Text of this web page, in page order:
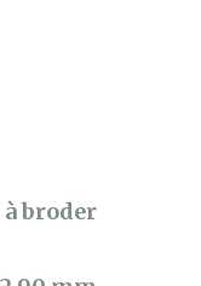
broder